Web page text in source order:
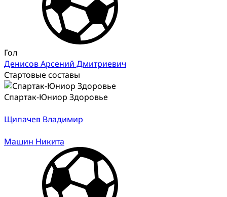
Гол
Денисов Арсений Дмитриевич
Стартовые составы
Спартак-Юниор Здоровье
Щипачев Владимир
Машин Никита